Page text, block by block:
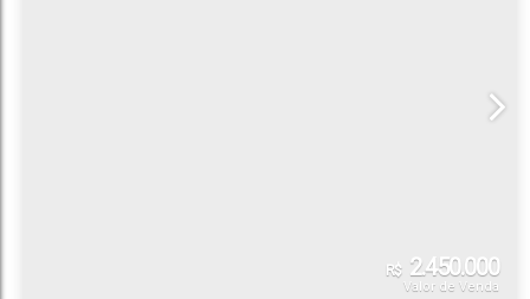
R$ 2.450.000
Valor de Venda